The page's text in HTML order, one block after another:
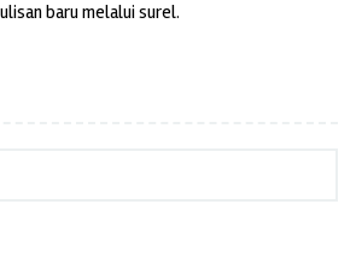
baru melalui surel.